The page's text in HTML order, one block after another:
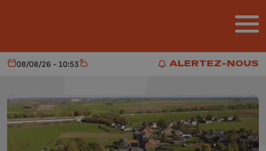
ALERTEZ-NOUS
ALERTEZ-NOUS
Aujourd'hui
08/08/26 - 10:53 Météo